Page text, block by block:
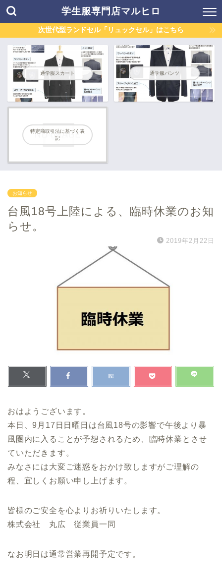
学生服専門店マルヒロ
次世代型ランドセル「リュックセル」はこちら
通学服スカート 通学服パンツ
特定商取引法に基づく表
記
お知らせ
台風18号上陸による、臨時休業のお知
らせ。
2019年2月22日
おはようございます。
本日、9月17日日曜日は台風18号の影響で午後より暴
風圏内に入ることが予想されるため、臨時休業とさせ
ていただきます。
みなさには大変ご迷惑をおかけ致しますがご理解の
程、宜しくお願い申し上げます。
皆様のご安全を心よりお祈りいたします。
株式会社 丸広 従業員一同
なお明日は通常営業再開予定です。